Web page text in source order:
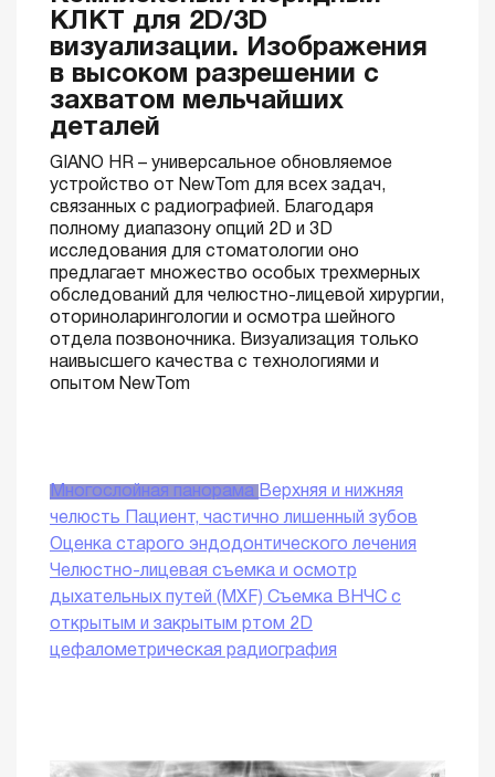
КЛКТ для 2D/3D
визуализации. Изображения
в высоком разрешении с
захватом мельчайших
деталей
GIANO HR – универсальное обновляемое
устройство от NewTom для всех задач,
связанных с радиографией. Благодаря
полному диапазону опций 2D и 3D
исследования для стоматологии оно
предлагает множество особых трехмерных
обследований для челюстно-лицевой хирургии,
оториноларингологии и осмотра шейного
отдела позвоночника. Визуализация только
наивысшего качества с технологиями и
опытом NewTom
Многослойная панорама Верхняя и нижняя
челюсть
Пациент, частично лишенный зубов
Оценка старого эндодонтического лечения
Челюстно-лицевая съемка и осмотр
дыхательных путей (MXF) Съемка ВНЧС с
открытым и закрытым ртом 2D
цефалометрическая радиография